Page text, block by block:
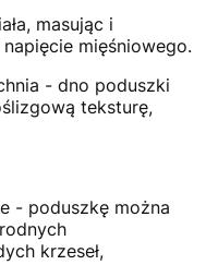
masując i
mięśniowego.
- dno poduszki
teksturę,
- poduszkę można
krzeseł,